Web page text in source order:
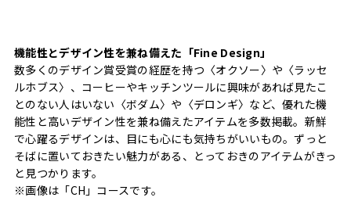
機能性とデザイン性を兼ね備えた「Fine Design」
数多くのデザイン賞受賞の経歴を持つ〈オクソー〉や〈ラッセ
ルホブス〉、コーヒーやキッチンツールに興味があれば見たこ
とのない人はいない〈ボダム〉や〈デロンギ〉など、優れた機
能性と高いデザイン性を兼ね備えたアイテムを多数掲載。新鮮
で心躍るデザインは、目にも心にも気持ちがいいもの。ずっと
そばに置いておきたい魅力がある、とっておきのアイテムがきっ
と見つかります。
※画像は「CH」コースです。